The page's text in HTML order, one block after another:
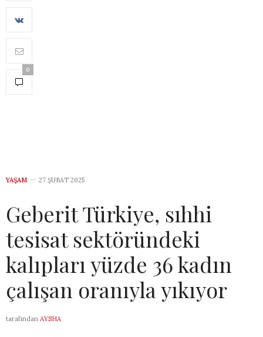
0
YAŞAM 27 ŞUBAT 2025
Geberit Türkiye, sıhhi
tesisat sektöründeki
kalıpları yüzde 36 kadın
çalışan oranıyla yıkıyor
tarafından AYSHA